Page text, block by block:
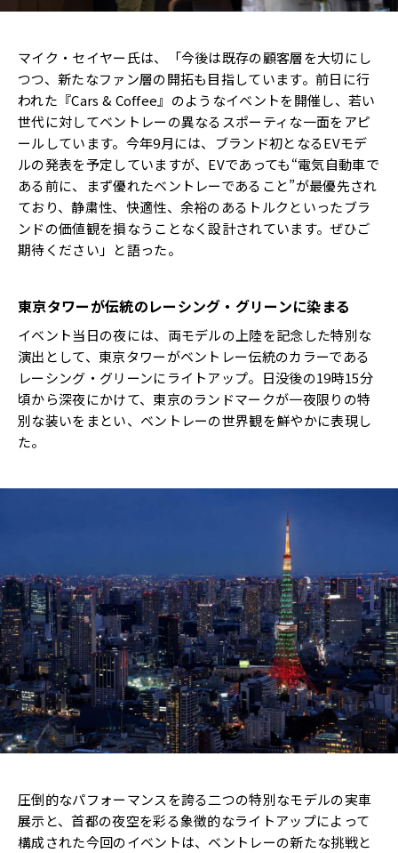
マイク・セイヤー氏は、「今後は既存の顧客層を大切にし
つつ、新たなファン層の開拓も目指しています。前日に行
われた『Cars & Coffee』のようなイベントを開催し、若い
世代に対してベントレーの異なるスポーティな一面をアピ
ールしています。今年9月には、ブランド初となるEVモデ
ルの発表を予定していますが、EVであっても“電気自動車で
ある前に、まず優れたベントレーであること”が最優先され
ており、静粛性、快適性、余裕のあるトルクといったブラ
ンドの価値観を損なうことなく設計されています。ぜひご
期待ください」と語った。
東京タワーが伝統のレーシング・グリーンに染まる
イベント当日の夜には、両モデルの上陸を記念した特別な
演出として、東京タワーがベントレー伝統のカラーである
レーシング・グリーンにライトアップ。日没後の19時15分
頃から深夜にかけて、東京のランドマークが一夜限りの特
別な装いをまとい、ベントレーの世界観を鮮やかに表現し
た。
圧倒的なパフォーマンスを誇る二つの特別なモデルの実車
展示と、首都の夜空を彩る象徴的なライトアップによって
構成された今回のイベントは、ベントレーの新たな挑戦と